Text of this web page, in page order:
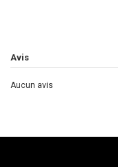
Avis
Aucun avis